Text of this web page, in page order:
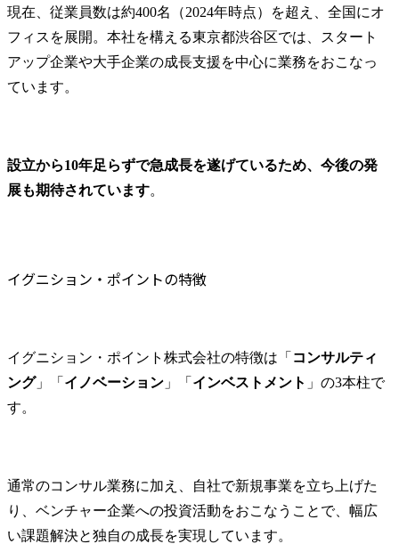
現在、従業員数は約400名（2024年時点）を超え、全国にオ
フィスを展開。本社を構える東京都渋谷区では、スタート
アップ企業や大手企業の成長支援を中心に業務をおこなっ
ています。
設立から10年足らずで急成長を遂げているため、今後の発
展も期待されています。
イグニション・ポイントの特徴
イグニション・ポイント株式会社の特徴は「 コンサルティ
ング」「 イノベーション 」「 インベストメント 」の3本柱で
す。
通常のコンサル業務に加え、自社で新規事業を立ち上げた
り、ベンチャー企業への投資活動をおこなうことで、幅広
い課題解決と独自の成長を実現しています。